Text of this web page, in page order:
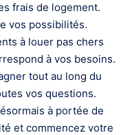
frais de logement.
vos possibilités.
à louer pas chers
à vos besoins.
tout au long du
vos questions.
à portée de
et commencez votre